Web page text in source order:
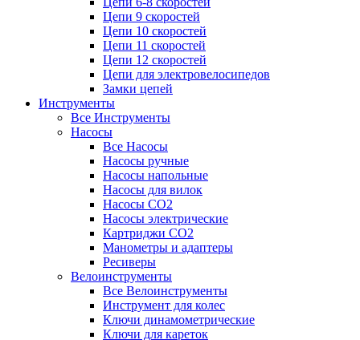
Цепи 9 скоростей
Цепи 10 скоростей
Цепи 11 скоростей
Цепи 12 скоростей
Цепи для электровелосипедов
Замки цепей
Инструменты
Все Инструменты
Насосы
Все Насосы
Насосы ручные
Насосы напольные
Насосы для вилок
Насосы CO2
Насосы электрические
Картриджи CO2
Манометры и адаптеры
Ресиверы
Велоинструменты
Все Велоинструменты
Инструмент для колес
Ключи динамометрические
Ключи для кареток